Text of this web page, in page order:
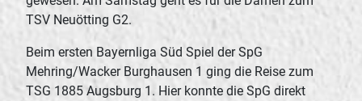
gewesen. Am Samstag geht es für die Damen zum
TSV Neuötting G2.
Beim ersten Bayernliga Süd Spiel der SpG
Mehring/Wacker Burghausen 1 ging die Reise zum